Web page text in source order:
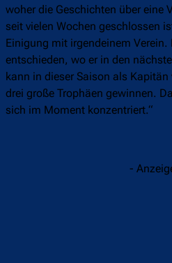
woher die Geschichten über eine
seit vielen Wochen geschlossen
Einigung mit irgendeinem
entschieden, wo er in den
kann in dieser Saison als
drei große Trophäen gewinnen.
sich im Moment konzentriert.“
-